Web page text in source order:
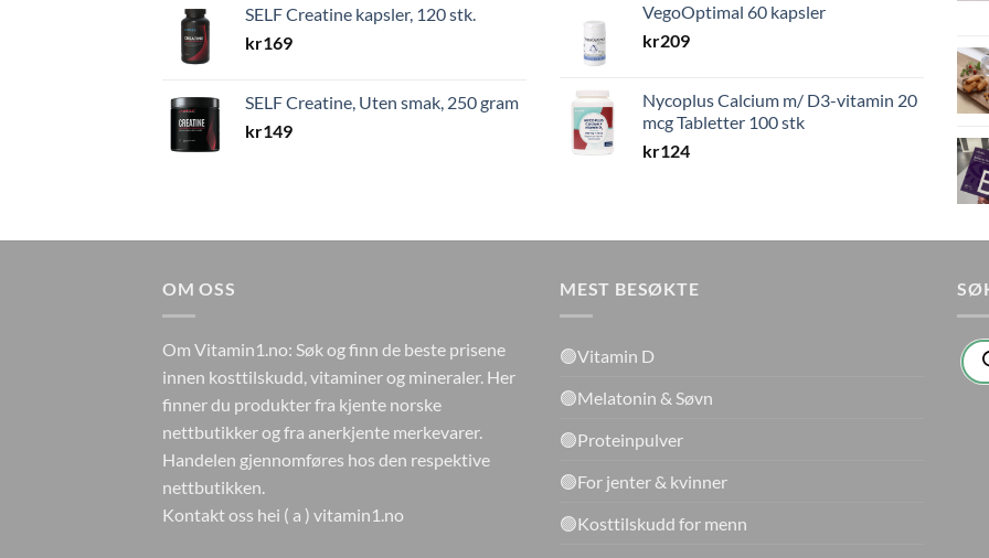
SELF Creatine kapsler, 120 stk.
kr169
SELF Creatine, Uten smak, 250 gram
kr149
kr488.kr449.
VegoOptimal 60 kapsler
kr209
Nycoplus Calcium m/ D3-vitamin 20
mcg Tabletter 100 stk
kr124
OM OSS
Om Vitamin1.no: Søk og finn de beste prisene
innen kosttilskudd, vitaminer og mineraler. Her
finner du produkter fra kjente norske
nettbutikker og fra anerkjente merkevarer.
Handelen gjennomføres hos den respektive
nettbutikken.
Kontakt oss hei ( a ) vitamin1.no
MEST BESØKTE
🟢Vitamin D
🟢Melatonin & Søvn
🟢Proteinpulver
🟢For jenter & kvinner
🟢Kosttilskudd for menn